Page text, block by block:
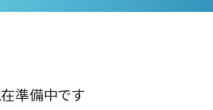
準備中です